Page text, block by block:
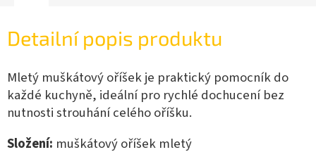
Detailní popis produktu
Mletý muškátový oříšek je praktický pomocník do
každé kuchyně, ideální pro rychlé dochucení bez
nutnosti strouhání celého oříšku.
Složení: muškátový oříšek mletý